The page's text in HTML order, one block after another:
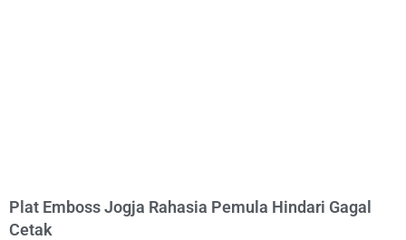
Plat Emboss Jogja Rahasia Pemula Hindari Gagal
Cetak